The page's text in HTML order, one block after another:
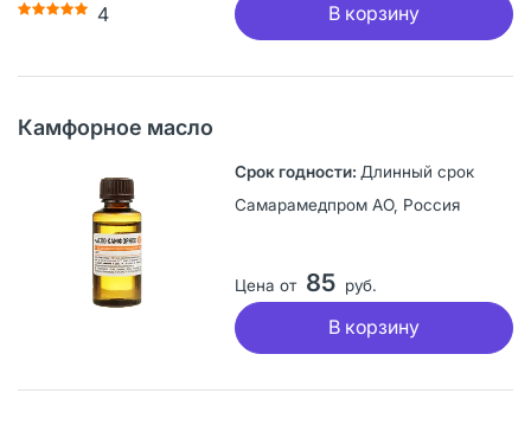
4 В корзину
Камфорное масло
Длинный срок
Самарамедпром АО, Россия
Цена от 85 руб.
В корзину